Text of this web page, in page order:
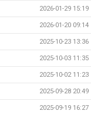
2026-01-29 15:19
2026-01-20 09:14
2025-10-23 13:36
2025-10-03 11:35
2025-10-02 11:23
2025-09-28 20:49
2025-09-19 16:27